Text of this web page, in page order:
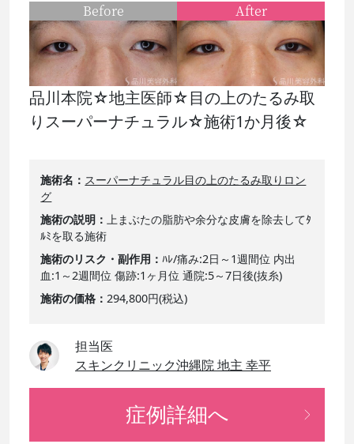
品川本院☆地主医師☆目の上のたるみ取
りスーパーナチュラル☆施術1か月後☆
施術名
スーパーナチュラル目の上のたるみ取りロン
グ
施術の説明
上まぶたの脂肪や余分な皮膚を除去してﾀ
ﾙﾐを取る施術
施術のリスク・副作用
ﾊﾚ/痛み:2日～1週間位 内出
血:1～2週間位 傷跡:1ヶ月位 通院:5～7日後(抜糸)
施術の価格
294,800円(税込)
担当医
スキンクリニック沖縄院 地主 幸平
Before After
症例詳細へ